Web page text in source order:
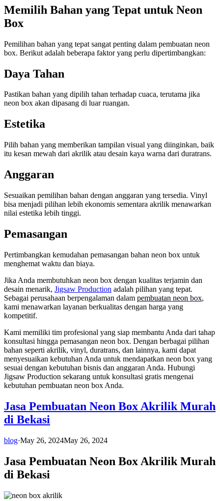
Memilih Bahan yang Tepat untuk Neon
Box
Pemilihan bahan yang tepat sangat penting dalam pembuatan neon
box. Berikut adalah beberapa faktor yang perlu dipertimbangkan:
Daya Tahan
Pastikan bahan yang dipilih tahan terhadap cuaca, terutama jika
neon box akan dipasang di luar ruangan.
Estetika
Pilih bahan yang memberikan tampilan visual yang diinginkan, baik
itu kesan mewah dari akrilik atau desain kaya warna dari duratrans.
Anggaran
Sesuaikan pemilihan bahan dengan anggaran yang tersedia. Vinyl
bisa menjadi pilihan lebih ekonomis sementara akrilik menawarkan
nilai estetika lebih tinggi.
Pemasangan
Pertimbangkan kemudahan pemasangan bahan neon box untuk
menghemat waktu dan biaya.
Jika Anda membutuhkan neon box dengan kualitas terjamin dan
desain menarik, Jigsaw Production adalah pilihan yang tepat.
Sebagai perusahaan berpengalaman dalam pembuatan neon box,
kami menawarkan layanan berkualitas dengan harga yang
kompetitif.
Kami memiliki tim profesional yang siap membantu Anda dari tahap
konsultasi hingga pemasangan neon box. Dengan berbagai pilihan
bahan seperti akrilik, vinyl, duratrans, dan lainnya, kami dapat
menyesuaikan kebutuhan Anda untuk mendapatkan neon box yang
sesuai dengan kebutuhan bisnis dan anggaran Anda. Hubungi
Jigsaw Production sekarang untuk konsultasi gratis mengenai
kebutuhan pembuatan neon box Anda.
Jasa Pembuatan Neon Box Akrilik Murah
di Bekasi
blog·May 26, 2024May 26, 2024
Jasa Pembuatan Neon Box Akrilik Murah
di Bekasi